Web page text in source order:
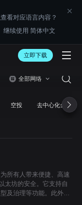
看对应语言内容？
继续使用 简体中文
立即下载
全部网络
空投 去中心化金融
所有人带来便捷、高速
太坊的安全。它支持自
及治理等功能。此外，
以及快速且低价的二层